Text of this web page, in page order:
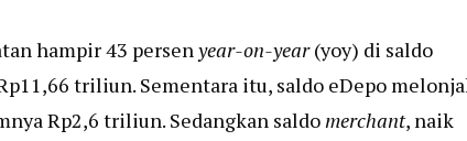
hampir 43 persenyear-on-year(yoy) di saldo
triliun. Sementara itu, saldo eDepo
Rp2,6 triliun. Sedangkan saldomerchant, naik